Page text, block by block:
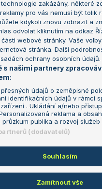
Turnaj mistryň
Nastavení
Reklama
Informace o
údajů
2026 TenisPortal.cz. Využíváme
zakázány, některé
pro vás nemusí být tolik
kdykoli znovu zobrazit a
odvolat kliknutím na odkaz
webové stránky. Vaše
stránka. Další
ochrany osobních údajů.
s našimi partnery
údajů o zeměpisné
identifikačních údajů v rámci
. Ukládání a/nebo
reklama a
průzkum publika a rozvoj služeb
(dodavatelů)
Souhlasím
Zamítnout vše